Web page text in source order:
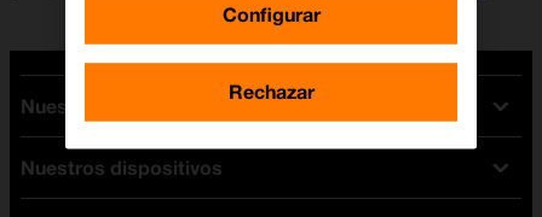
Nuestras tarifas
Tarifas Orange
Tarifas fibra y móvil
Nuestros dispositivos
Configurar
Rechazar